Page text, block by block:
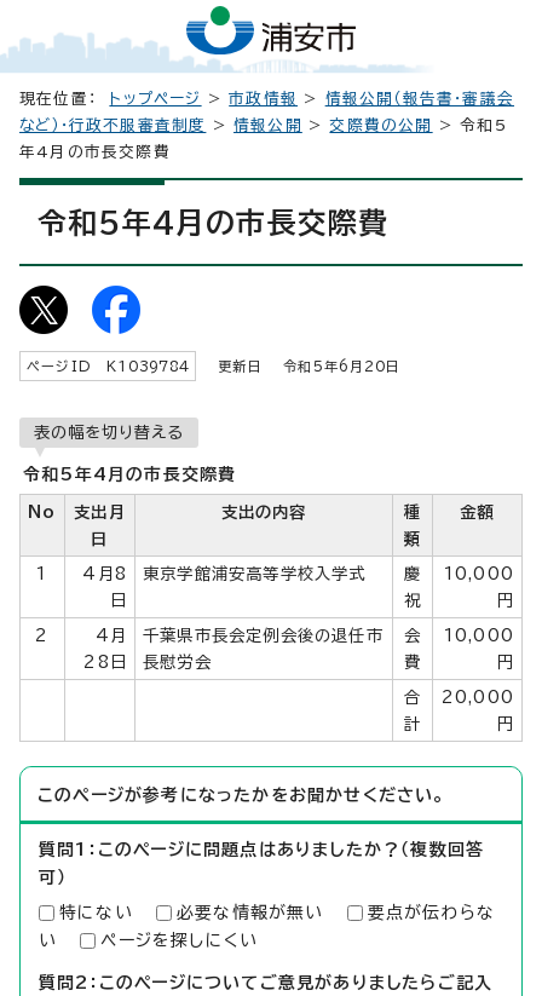
現在位置： トップページ >市政情報 > 情報公開（報告書・審議会
など）・行政不服審査制度
>情報公開 >交際費の公開
> 令和5
年4月の市長交際費
令和5年4月の市長交際費
ページID K 1039784 更新日 令和5年6月 20 日
表の幅を切り替える
令和5年4月の市長交際費
No
支出月
日
支出の内容
種
類
金額
1
4月8
日
東京学館浦安高等学校入学式
慶
祝
10,000
円
2
4月
28日
千葉県市長会定例会後の退任市
長慰労会
会
費
10,000
円
合
計
20,000
円
このページが参考になったかをお聞かせください。
質問1：このページに問題点はありましたか？（複数回答
可）
特にない 必要な情報が無い
要点が伝わらな
い
ページを探しにくい
質問2：このページについてご意見がありましたらご記入